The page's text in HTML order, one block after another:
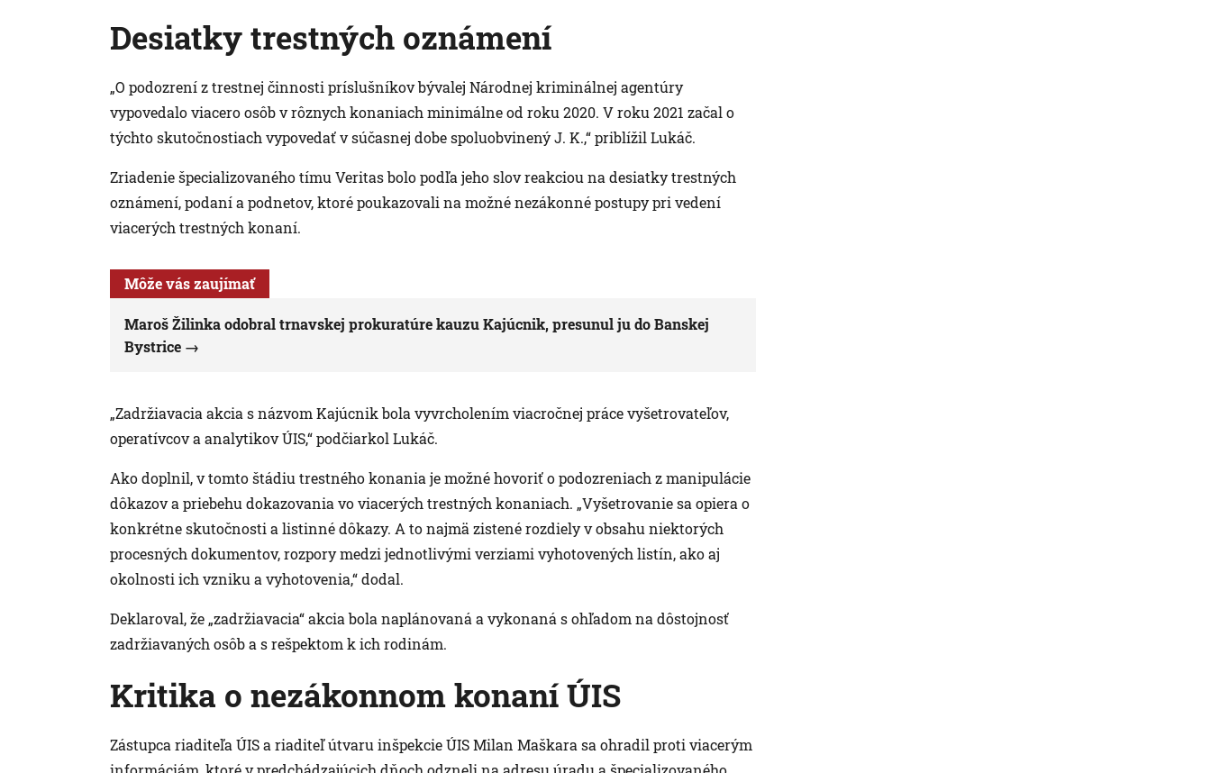
Desiatky trestných oznámení
„O podozrení z trestnej činnosti príslušníkov bývalej Národnej kriminálnej agentúry
vypovedalo viacero osôb v rôznych konaniach minimálne od roku 2020. V roku 2021 začal o
týchto skutočnostiach vypovedať v súčasnej dobe spoluobvinený J. K.,“ priblížil Lukáč.
Zriadenie špecializovaného tímu Veritas bolo podľa jeho slov reakciou na desiatky trestných
oznámení, podaní a podnetov, ktoré poukazovali na možné nezákonné postupy pri vedení
viacerých trestných konaní.
Môže vás zaujímať
Maroš Žilinka odobral trnavskej prokuratúre kauzu Kajúcnik, presunul ju do Banskej
Bystrice
„Zadržiavacia akcia s názvom Kajúcnik bola vyvrcholením viacročnej práce vyšetrovateľov,
operatívcov a analytikov ÚIS,“ podčiarkol Lukáč.
Ako doplnil, v tomto štádiu trestného konania je možné hovoriť o podozreniach z manipulácie
dôkazov a priebehu dokazovania vo viacerých trestných konaniach. „Vyšetrovanie sa opiera o
konkrétne skutočnosti a listinné dôkazy. A to najmä zistené rozdiely v obsahu niektorých
procesných dokumentov, rozpory medzi jednotlivými verziami vyhotovených listín, ako aj
okolnosti ich vzniku a vyhotovenia,“ dodal.
Deklaroval, že „zadržiavacia“ akcia bola naplánovaná a vykonaná s ohľadom na dôstojnosť
zadržiavaných osôb a s rešpektom k ich rodinám.
Kritika o nezákonnom konaní ÚIS
Zástupca riaditeľa ÚIS a riaditeľ útvaru inšpekcie ÚIS Milan Maškara sa ohradil proti viacerým